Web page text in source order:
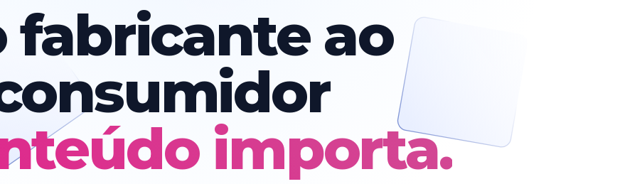
fabricante ao
importa.